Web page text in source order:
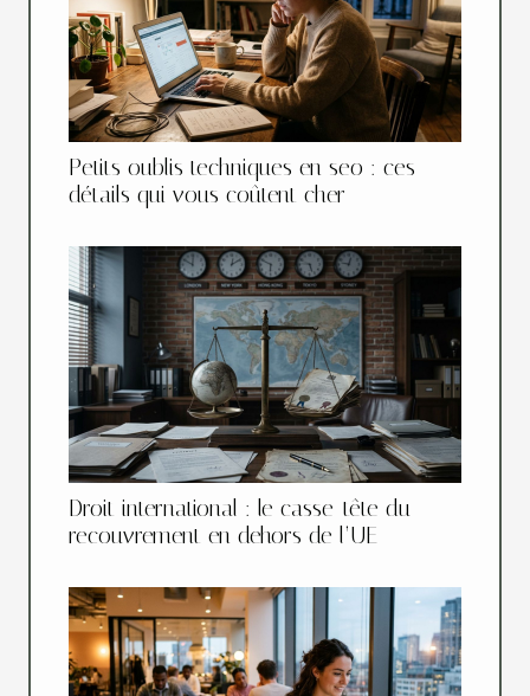
Petits oublis techniques en seo : ces
détails qui vous coûtent cher
Droit international : le casse-tête du
recouvrement en dehors de l’UE